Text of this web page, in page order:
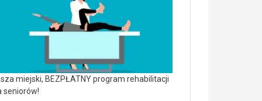
miejski, BEZPŁATNY program rehabilitacji
seniorów!